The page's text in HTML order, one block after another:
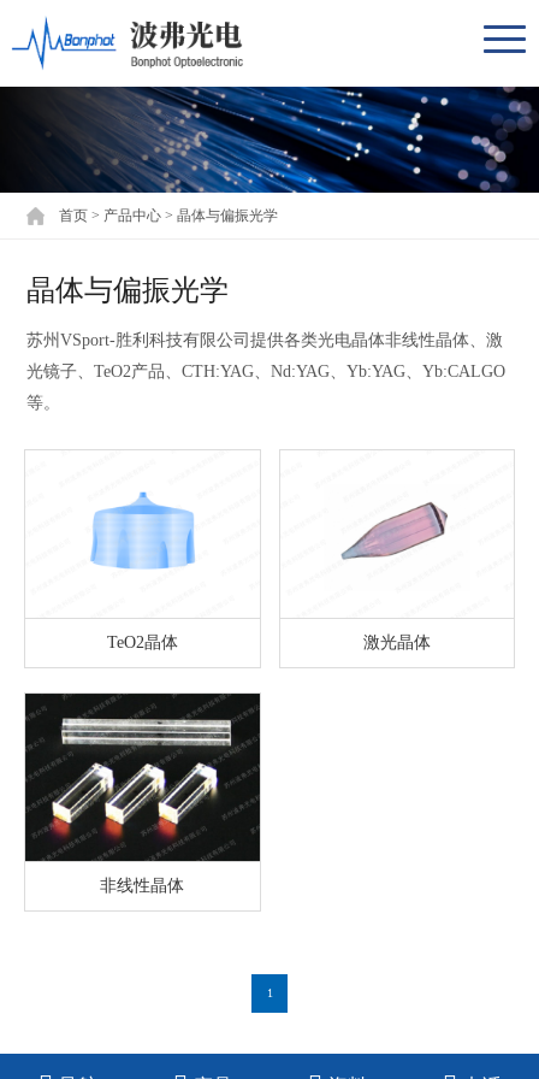
首页 > 产品中心 >晶体与偏振光学
晶体与偏振光学
苏州VSport-胜利科技有限公司提供各类光电晶体非线性晶体、激
光镜子、TeO2产品、CTH:YAG、Nd:YAG、Yb:YAG、Yb:CALGO
等。
TeO2晶体 激光晶体
非线性晶体
1